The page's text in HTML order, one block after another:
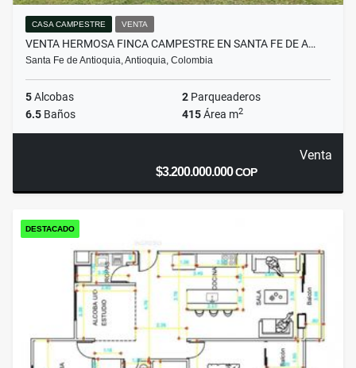
CASA CAMPESTRE VENTA
VENTA HERMOSA FINCA CAMPESTRE EN SANTA FE DE A…
Santa Fe de Antioquia, Antioquia, Colombia
5Alcobas 2 Parqueaderos
6.5 Baños 415Área m2
Venta
$3.200.000.000COP
DESTACADO